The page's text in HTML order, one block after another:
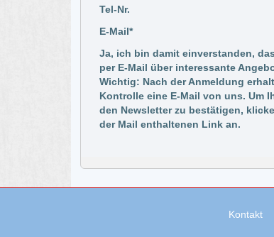
Tel-Nr.
E-Mail*
Ja, ich bin damit einverstanden,
per E-Mail über interessante
Wichtig: Nach der Anmeldung
Kontrolle eine E-Mail von uns. Um
den Newsletter zu bestätigen,
der Mail enthaltenen Link an.
Kontakt